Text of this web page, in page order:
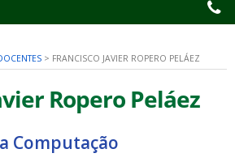
> FRANCISCO JAVIER ROPERO PELÁEZ
Ropero Peláez
Computação